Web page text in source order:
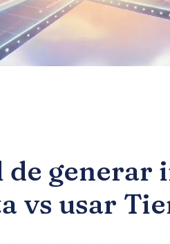
de generar
vs usar